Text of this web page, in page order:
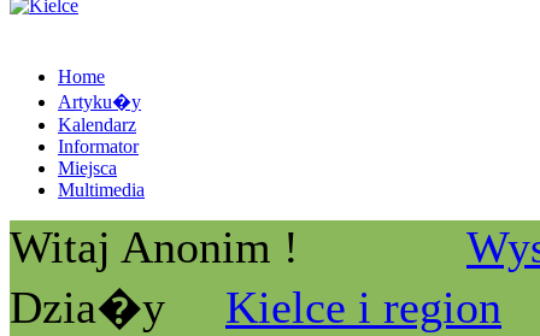
Home
Artyku�y
Kalendarz
Informator
Miejsca
Multimedia
Witaj Anonim !
Dzia�y
Kielce i region